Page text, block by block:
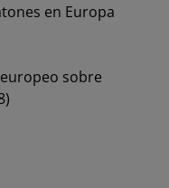
en Europa
sobre